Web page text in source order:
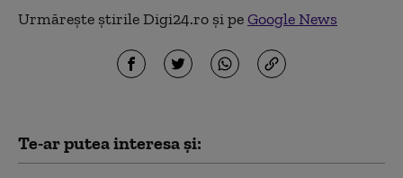
Urmărește știrile Digi24.ro și peGoogle News
Te-ar putea interesa și: